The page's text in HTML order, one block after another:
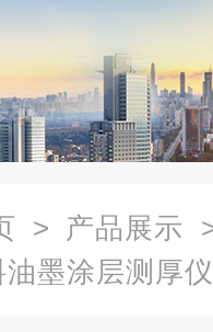
> 产品展示
墨涂层测厚仪